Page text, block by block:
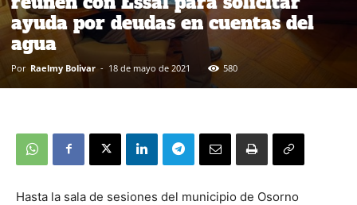
ayuda por deudas en cuentas del
agua
Por Raelmy Bolivar - 18 de mayo de 2021 580
Hasta la sala de sesiones del municipio de Osorno